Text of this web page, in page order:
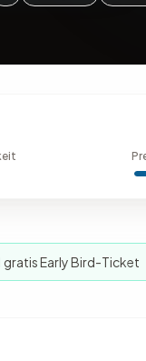
gratis Early Bird-Ticket